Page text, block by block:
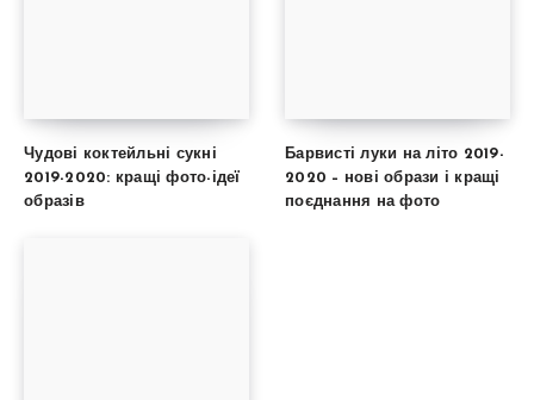
Чудові коктейльні сукні
2019-2020: кращі фото-ідеї
образів
Барвисті луки на літо 2019-
2020 – нові образи і кращі
поєднання на фото